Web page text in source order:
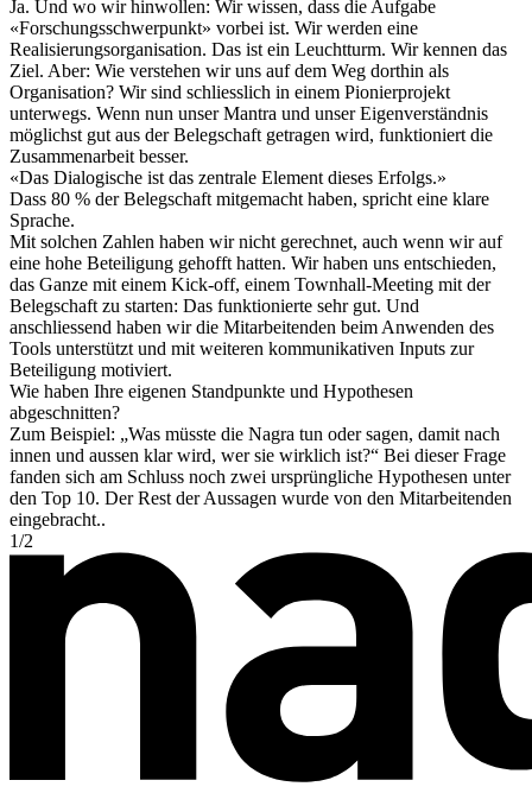
Ja. Und wo wir hinwollen: Wir wissen, dass die Aufgabe
«Forschungsschwerpunkt» vorbei ist. Wir werden eine
Realisierungsorganisation. Das ist ein Leuchtturm. Wir kennen das
Ziel. Aber: Wie verstehen wir uns auf dem Weg dorthin als
Organisation? Wir sind schliesslich in einem Pionierprojekt
unterwegs. Wenn nun unser Mantra und unser Eigenverständnis
möglichst gut aus der Belegschaft getragen wird, funktioniert die
Zusammenarbeit besser.
«Das Dialogische ist das zentrale Element dieses Erfolgs.»
Dass 80 % der Belegschaft mitgemacht haben, spricht eine klare
Sprache.
Mit solchen Zahlen haben wir nicht gerechnet, auch wenn wir auf
eine hohe Beteiligung gehofft hatten. Wir haben uns entschieden,
das Ganze mit einem Kick-off, einem Townhall-Meeting mit der
Belegschaft zu starten: Das funktionierte sehr gut. Und
anschliessend haben wir die Mitarbeitenden beim Anwenden des
Tools unterstützt und mit weiteren kommunikativen Inputs zur
Beteiligung motiviert.
Wie haben Ihre eigenen Standpunkte und Hypothesen
abgeschnitten?
Zum Beispiel: „Was müsste die Nagra tun oder sagen, damit nach
innen und aussen klar wird, wer sie wirklich ist?“ Bei dieser Frage
fanden sich am Schluss noch zwei ursprüngliche Hypothesen unter
den Top 10. Der Rest der Aussagen wurde von den Mitarbeitenden
eingebracht..
1/2